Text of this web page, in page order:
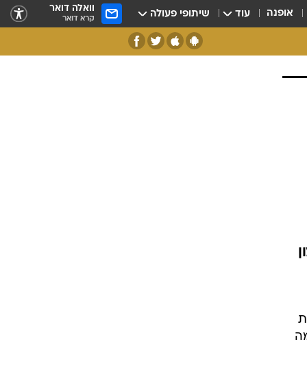
אופנה עוד שיתופי פעולה וואלה דואר
קרא דואר